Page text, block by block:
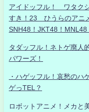
アイドッフル！ ワタク
すき！23 ひうらのアニ
SNH48！JKT48！
タダッフル！ネトゲ廃人
パワーズ！
・ハゲッフル！哀愁のハ
ゲっTEL？
ロボットアニメ！メカと